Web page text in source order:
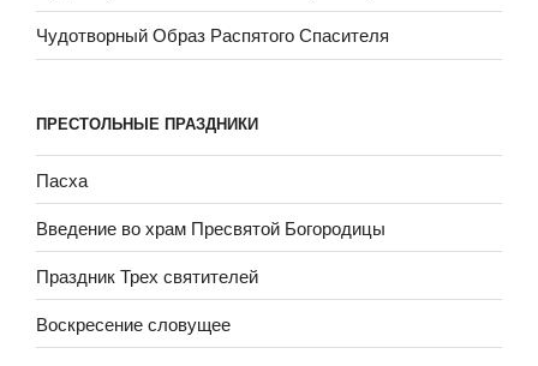
Чудотворный Образ Распятого Спасителя
ПРЕСТОЛЬНЫЕ ПРАЗДНИКИ
Пасха
Введение во храм Пресвятой Богородицы
Праздник Трех святителей
Воскресение словущее